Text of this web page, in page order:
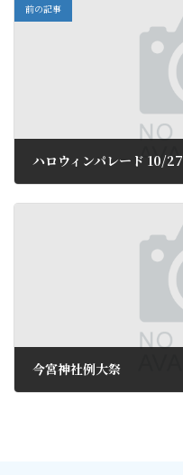
前の記事
ハロウィンパレード 10/27
今宮神社例大祭